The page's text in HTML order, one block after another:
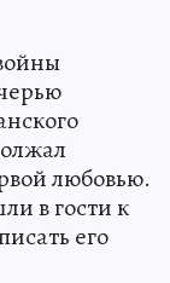
любовью.
в гости к
его